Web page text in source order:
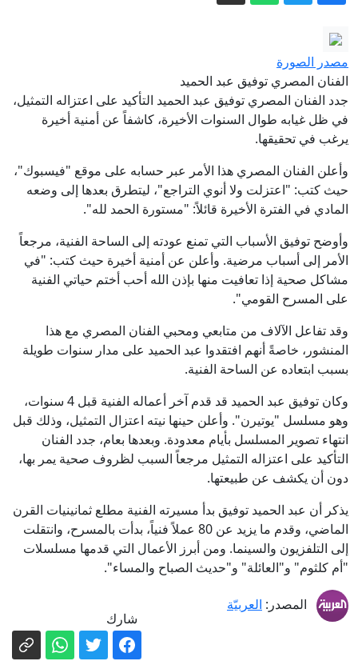
من الانقسامات العالمية دون تسمية منفذ
القصف
مضيق هرمز على أعتاب تسوية.. ما مطالب
إيران وما شروط الولايات المتحدة؟
"السيل الشمالي" تتجاهل دور واشنطن
والناتو
كيف ينظر أطراف الصراع للاتفاق المرتقب
بشأن هرمز؟
فيديو ردة فعل ترامب لطفل ركض على
المنصة وما قاله عن بايدن يلقى رواجا
مصدر الصورة
الفنان المصري توفيق عبد الحميد
جدد الفنان المصري توفيق عبد الحميد التأكيد على اعتزاله التمثيل،
في ظل غيابه طوال السنوات الأخيرة، كاشفاً عن أمنية أخيرة
يرغب في تحقيقها.
وأعلن الفنان المصري هذا الأمر عبر حسابه على موقع "فيسبوك"،
حيث كتب: "اعتزلت ولا أنوي التراجع"، ليتطرق بعدها إلى وضعه
المادي في الفترة الأخيرة قائلاً: "مستورة الحمد لله".
وأوضح توفيق الأسباب التي تمنع عودته إلى الساحة الفنية، مرجعاً
الأمر إلى أسباب مرضية. وأعلن عن أمنية أخيرة حيث كتب: "في
مشاكل صحية إذا تعافيت منها بإذن الله أحب أختم حياتي الفنية
على المسرح القومي".
وقد تفاعل الآلاف من متابعي ومحبي الفنان المصري مع هذا
المنشور، خاصةً أنهم افتقدوا عبد الحميد على مدار سنوات طويلة
بسبب ابتعاده عن الساحة الفنية.
وكان توفيق عبد الحميد قد قدم آخر أعماله الفنية قبل 4 سنوات،
وهو مسلسل "يوتيرن". وأعلن حينها نيته اعتزال التمثيل، وذلك قبل
انتهاء تصوير المسلسل بأيام معدودة. وبعدها بعام، جدد الفنان
التأكيد على اعتزاله التمثيل مرجعاً السبب لظروف صحية يمر بها،
دون أن يكشف عن طبيعتها.
يذكر أن عبد الحميد توفيق بدأ مسيرته الفنية مطلع ثمانينيات القرن
الماضي، وقدم ما يزيد عن 80 عملاً فنياً، بدأت بالمسرح، وانتقلت
إلى التلفزيون والسينما. ومن أبرز الأعمال التي قدمها مسلسلات
"أم كلثوم" و"العائلة" و"حديث الصباح والمساء".
المصدر: العربيّة
شارك